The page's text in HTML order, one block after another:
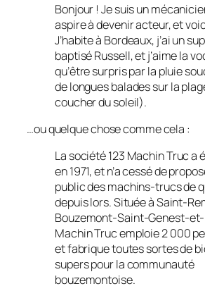
Bonjour ! Je suis un
aspire à devenir acteur, et
J’habite à Bordeaux, j’ai un
baptisé Russell, et j’aime la
qu’être surpris par la pluie
de longues balades sur la
coucher du soleil).
…ou quelque chose comme cela :
La société 123 Machin Truc a
en 1971, et n’a cessé de
public des machins-trucs de
depuis lors. Située à Saint-
Bouzemont-Saint-Genest-et-
Machin Truc emploie 2 000
et fabrique toutes sortes de
supers pour la communauté
bouzemontoise.